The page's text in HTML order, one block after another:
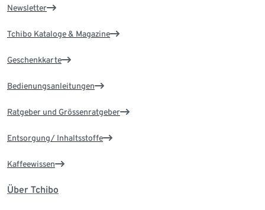
Newsletter
Tchibo Kataloge & Magazine
Geschenkkarte
Bedienungsanleitungen
Ratgeber und Grössenratgeber
Entsorgung/ Inhaltsstoffe
Kaffeewissen
Über Tchibo